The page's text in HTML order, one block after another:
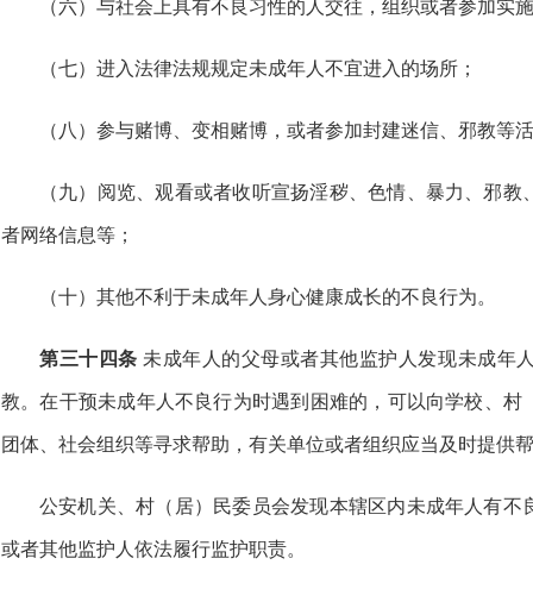
（六）与社会上具有不良习性的人交往，组织或者参加实
（七）进入法律法规规定未成年人不宜进入的场所；
（八）参与赌博、变相赌博，或者参加封建迷信、邪教等
（九）阅览、观看或者收听宣扬淫秽、色情、暴力、邪
者网络信息等；
（十）其他不利于未成年人身心健康成长的不良行为。
第三十四条 未成年人的父母或者其他监护人发现未成年
教。在干预未成年人不良行为时遇到困难的，可以向学校、
团体、社会组织等寻求帮助，有关单位或者组织应当及时提供
公安机关、村（居）民委员会发现本辖区内未成年人有
或者其他监护人依法履行监护职责。